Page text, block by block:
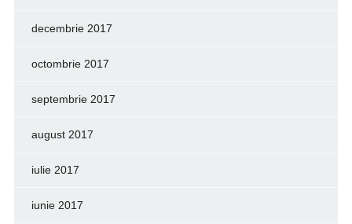
decembrie 2017
octombrie 2017
septembrie 2017
august 2017
iulie 2017
iunie 2017